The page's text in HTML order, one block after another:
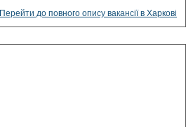
Перейти до повного опису вакансії в Харкові